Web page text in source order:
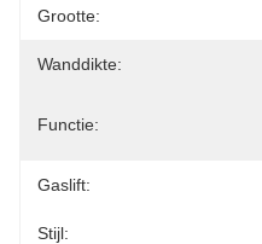
Grootte:
Wanddikte:
Functie:
Gaslift:
Stijl: